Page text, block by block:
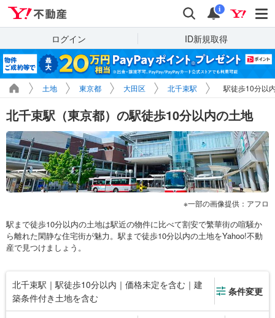
検索 通知
i
ログイン ID新規取得
土地 東京都 大田区 北千束駅 駅徒歩10分以
北千束駅（東京都）の駅徒歩10分以内の土地
一部の画像提供：アフロ
駅まで徒歩10分以内の土地は駅近の物件に比べて割安で繁華街の喧騒か
ら離れた閑静な住宅街が魅力。駅まで徒歩10分以内の土地をYahoo!不動
産で見つけましょう。
北千束駅｜駅徒歩10分以内｜価格未定を含む｜建
築条件付き土地を含む
条件変更